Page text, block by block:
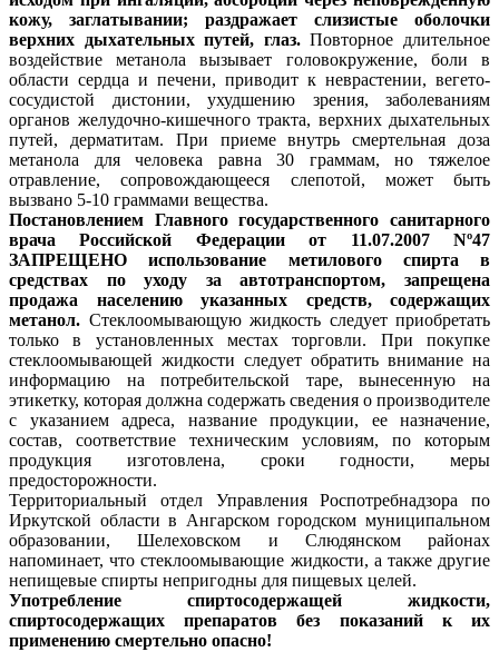
кожу, заглатывании; раздражает слизистые оболочки
верхних дыхательных путей, глаз.Повторное длительное
воздействие метанола вызывает головокружение, боли в
области сердца и печени, приводит к неврастении, вегето-
сосудистой дистонии, ухудшению зрения, заболеваниям
органов желудочно-кишечного тракта, верхних дыхательных
путей, дерматитам. При приеме внутрь смертельная доза
метанола для человека равна 30 граммам, но тяжелое
отравление, сопровождающееся слепотой, может быть
вызвано 5-10 граммами вещества.
Постановлением Главного государственного санитарного
врача Российской Федерации от 11.07.2007 Nº47
ЗАПРЕЩЕНО использование метилового спирта в
средствах по уходу за автотранспортом, запрещена
продажа населению указанных средств, содержащих
метанол. Стеклоомывающую жидкость следует приобретать
только в установленных местах торговли. При покупке
стеклоомывающей жидкости следует обратить внимание на
информацию на потребительской таре, вынесенную на
этикетку, которая должна содержать сведения о производителе
с указанием адреса, название продукции, ее назначение,
состав, соответствие техническим условиям, по которым
продукция изготовлена, сроки годности, меры
предосторожности.
Территориальный отдел Управления Роспотребнадзора по
Иркутской области в Ангарском городском муниципальном
образовании, Шелеховском и Слюдянском районах
напоминает, что стеклоомывающие жидкости, а также другие
непищевые спирты непригодны для пищевых целей.
Употребление спиртосодержащей жидкости,
спиртосодержащих препаратов без показаний к их
применению смертельно опасно!